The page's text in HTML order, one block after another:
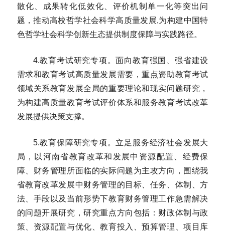
散化、成果转化低效化、评价机制单一化等突出问
题，推动高校哲学社会科学高质量发展,为构建中国特
色哲学社会科学创新生态提供制度保障与实践路径。
4.教育考试研究专项。面向教育强国、强省建设
需求和教育考试高质量发展需要，重点资助教育考试
领域关系教育发展全局的重要理论和现实问题研究，
为构建高质量教育考试评价体系和服务教育考试改革
发展提供决策支撑。
5.教育保障研究专项。立足服务经济社会发展大
局，以河南省教育改革和发展中资源配置、经费保
障、财务管理所面临的实际问题为主攻方向，围绕我
省教育改革发展中财务管理的目标、任务、体制、方
法、手段以及当前形势下教育财务管理工作急需解决
的问题开展研究，研究重点方向包括：财政体制与政
策、资源配置与优化、教育投入、预算管理、项目库